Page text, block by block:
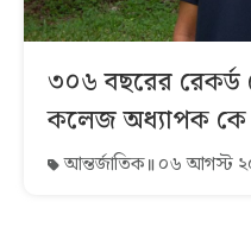
৩০৬ বছরের রেকর্ড
কলেজ অধ্যাপক
আন্তর্জাতিক ০৬ আগস্ট